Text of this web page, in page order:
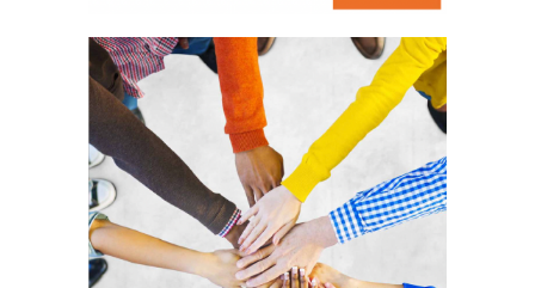
La prévention des conflits
d’intérêts
18 septembre 2023
FEUILLETER